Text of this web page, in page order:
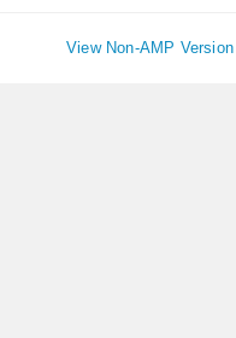
View Non-AMP Version